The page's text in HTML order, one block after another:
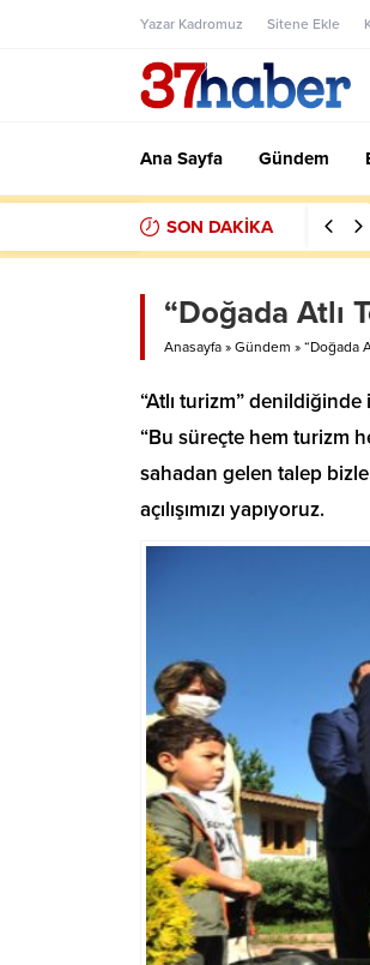
Yazar Kadromuz Sitene Ekle
Ana Sayfa Gündem
SON DAKİKA
“Doğada Atlı
Anasayfa » Gündem » “Doğada
“Atlı turizm”
“Bu süreçte hem turizm
sahadan gelen talep
açılışımızı yapıyoruz.